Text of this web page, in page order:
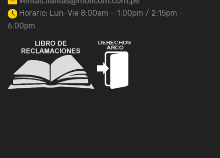
Horario: Lun-Vie 8:00am – 1:00pm / 2:15pm –
6:00pm